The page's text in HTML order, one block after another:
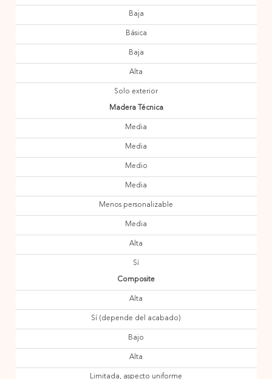
Baja
Básica
Baja
Alta
Solo exterior
Madera Técnica
Media
Media
Medio
Media
Menos personalizable
Media
Alta
Sí
Composite
Alta
Sí (depende del acabado)
Bajo
Alta
Limitada, aspecto uniforme